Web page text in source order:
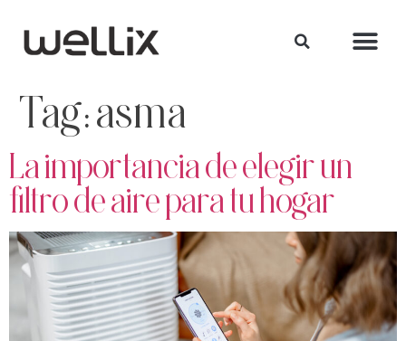
Tag:asma
La importancia de elegir un
filtro de aire para tu hogar